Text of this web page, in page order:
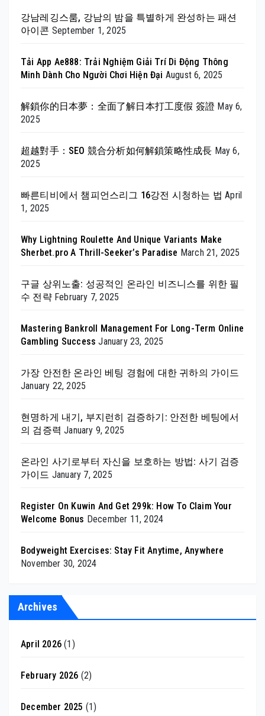
강남레깅스룸, 강남의 밤을 특별하게 완성하는 패션
아이콘 September 1, 2025
Tải App Ae888: Trải Nghiệm Giải Trí Di Động Thông
Minh Dành Cho Người Chơi Hiện Đại August 6, 2025
解鎖你的日本夢：全面了解日本打工度假 簽證 May 6,
2025
超越對手：SEO 競合分析如何解鎖策略性成長 May 6,
2025
빠른티비에서 챔피언스리그 16강전 시청하는 법 April
1, 2025
Why Lightning Roulette And Unique Variants Make
Sherbet.pro A Thrill-Seeker’s Paradise March 21, 2025
구글 상위노출: 성공적인 온라인 비즈니스를 위한 필
수 전략 February 7, 2025
Mastering Bankroll Management For Long-Term Online
Gambling Success January 23, 2025
가장 안전한 온라인 베팅 경험에 대한 귀하의 가이드
January 22, 2025
현명하게 내기, 부지런히 검증하기: 안전한 베팅에서
의 검증력 January 9, 2025
온라인 사기로부터 자신을 보호하는 방법: 사기 검증
가이드 January 7, 2025
Register On Kuwin And Get 299k: How To Claim Your
Welcome Bonus December 11, 2024
Bodyweight Exercises: Stay Fit Anytime, Anywhere
November 30, 2024
Archives
April 2026 (1)
February 2026 (2)
December 2025 (1)